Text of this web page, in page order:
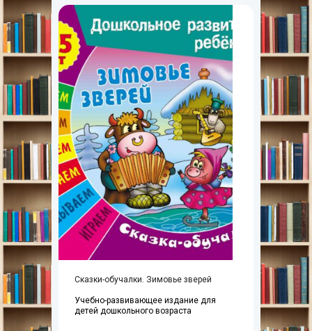
Сказки-обучалки. Зимовье зверей
Учебно-развивающее издание для
детей дошкольного возраста